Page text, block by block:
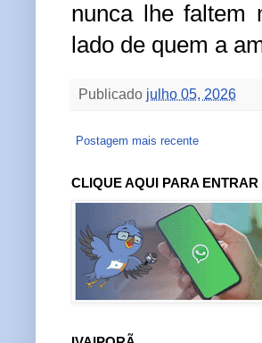
nunca lhe faltem
lado de quem a
Publicado julho 05, 2026
Postagem mais recente
CLIQUE AQUI PARA